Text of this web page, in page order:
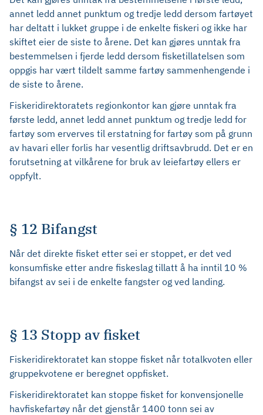
annet ledd annet punktum og tredje ledd dersom fartøyet
har deltatt i lukket gruppe i de enkelte fiskeri og ikke har
skiftet eier de siste to årene. Det kan gjøres unntak fra
bestemmelsen i fjerde ledd dersom fisketillatelsen som
oppgis har vært tildelt samme fartøy sammenhengende i
de siste to årene.
Fiskeridirektoratets regionkontor kan gjøre unntak fra
første ledd, annet ledd annet punktum og tredje ledd for
fartøy som erverves til erstatning for fartøy som på grunn
av havari eller forlis har vesentlig driftsavbrudd. Det er en
forutsetning at vilkårene for bruk av leiefartøy ellers er
oppfylt.
§ 12 Bifangst
Når det direkte fisket etter sei er stoppet, er det ved
konsumfiske etter andre fiskeslag tillatt å ha inntil 10 %
bifangst av sei i de enkelte fangster og ved landing.
§ 13 Stopp av fisket
Fiskeridirektoratet kan stoppe fisket når totalkvoten eller
gruppekvotene er beregnet oppfisket.
Fiskeridirektoratet kan stoppe fisket for konvensjonelle
havfiskefartøy når det gjenstår 1400 tonn sei av